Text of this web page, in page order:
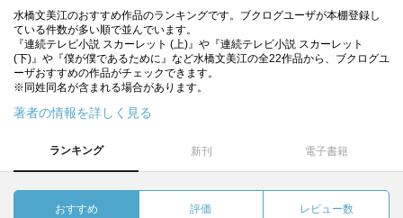
水橋文美江のおすすめ作品のランキングです。ブクログユーザが本棚登録し
ている件数が多い順で並んでいます。
『連続テレビ小説 スカーレット (上)』や『連続テレビ小説 スカーレット
(下)』や『僕が僕であるために』など水橋文美江の全22作品から、ブクログユ
ーザおすすめの作品がチェックできます。
※同姓同名が含まれる場合があります。
著者の情報を詳しく見る
ランキング 新刊 電子書籍
おすすめ 評価 レビュー数